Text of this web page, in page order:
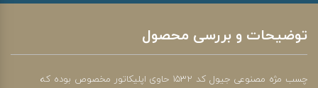
توضیحات و بررسی محصول
چسب مژه مصنوعی جیول کد 1532 حاوی اپلیکاتور مخصوص بوده که